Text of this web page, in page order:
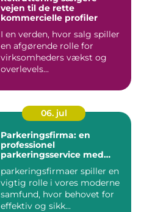
vejen til de rette
kommercielle profiler
I en verden, hvor salg spiller
en afgørende rolle for
virksomheders vækst og
overlevels...
06. jul
Parkeringsfirma: en
professionel
parkeringsservice med
parkeringsfirmaer spiller en
vigtig rolle i vores moderne
samfund, hvor behovet for
effektiv og sikk...